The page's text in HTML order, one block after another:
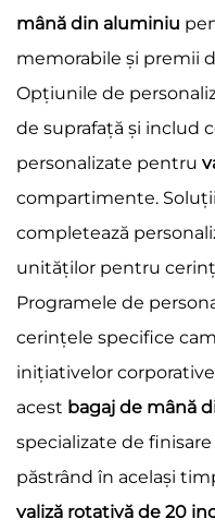
mână din aluminiu
memorabile și premii
Opțiunile de
de suprafață și includ
personalizate pentru
compartimente.
completează
unităților pentru
Programele de
cerințele specifice
inițiativelor
acest bagaj de mână
specializate de
păstrând în același
valiză rotativă de 20